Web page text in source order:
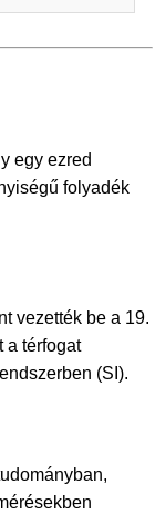
egy ezred
folyadék
vezették be a 19.
a térfogat
(SI).